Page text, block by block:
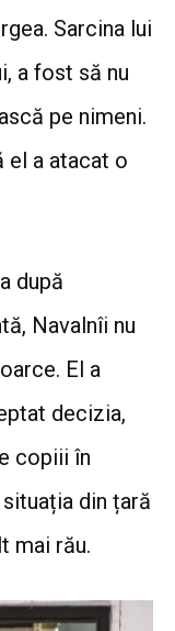
Sarcina lui
a fost să nu
pe nimeni.
el a atacat o
după
Navalnîi nu
El a
decizia,
copiii în
din țară
mai rău.